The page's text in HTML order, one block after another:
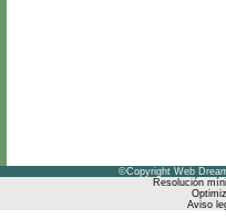
©Copyright Web
Resolución
Aviso